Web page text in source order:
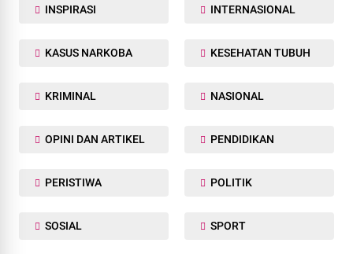
INSPIRASI INTERNASIONAL
KASUS NARKOBA KESEHATAN TUBUH
KRIMINAL NASIONAL
OPINI DAN ARTIKEL PENDIDIKAN
PERISTIWA POLITIK
SOSIAL SPORT